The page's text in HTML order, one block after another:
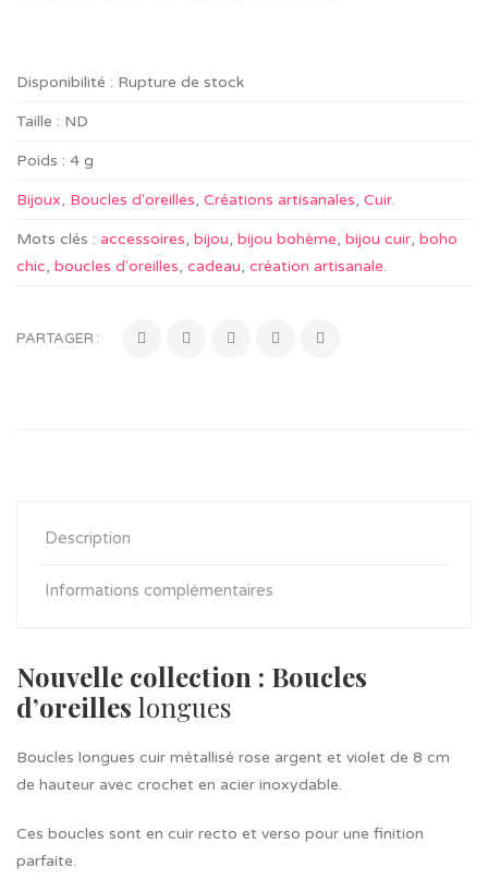
Disponibilité : Rupture de stock
Taille : ND
Poids : 4 g
Bijoux, Boucles d'oreilles, Créations artisanales, Cuir.
Mots clés : accessoires, bijou, bijou bohème, bijou cuir, boho
chic, boucles d'oreilles, cadeau, création artisanale.
PARTAGER :
Description
Informations complémentaires
Nouvelle collection : Boucles
d’oreilles longues
Boucles longues cuir métallisé rose argent et violet de 8 cm
de hauteur avec crochet en acier inoxydable.
Ces boucles sont en cuir recto et verso pour une finition
parfaite.